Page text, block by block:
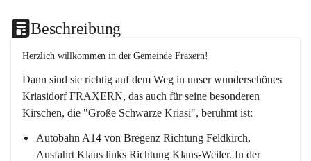
Beschreibung
Herzlich willkommen in der Gemeinde Fraxern!
Dann sind sie richtig auf dem Weg in unser wunderschönes
Kriasidorf FRAXERN, das auch für seine besonderen
Kirschen, die "Große Schwarze Kriasi", berühmt ist:
Autobahn A14 von Bregenz Richtung Feldkirch,
Ausfahrt Klaus links Richtung Klaus-Weiler. In der